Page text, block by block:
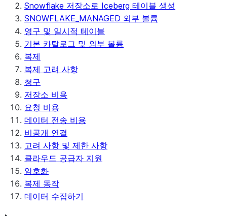
Snowflake 저장소로 Iceberg 테이블 생성
SNOWFLAKE_MANAGED 외부 볼륨
영구 및 일시적 테이블
기본 카탈로그 및 외부 볼륨
복제
복제 고려 사항
청구
저장소 비용
요청 비용
데이터 전송 비용
비공개 연결
고려 사항 및 제한 사항
클라우드 공급자 지원
암호화
복제 동작
데이터 수집하기